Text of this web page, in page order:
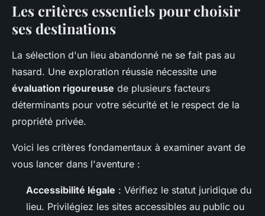
Les critères essentiels pour choisir
ses destinations
La sélection d'un lieu abandonné ne se fait pas au
hasard. Une exploration réussie nécessite une
évaluation rigoureuse de plusieurs facteurs
déterminants pour votre sécurité et le respect de la
propriété privée.
Voici les critères fondamentaux à examiner avant de
vous lancer dans l'aventure :
Accessibilité légale : Vérifiez le statut juridique du
lieu. Privilégiez les sites accessibles au public ou